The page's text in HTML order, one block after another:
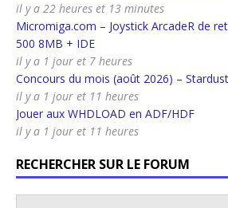
il y a 22 heures et 13 minutes
Micromiga.com – Joystick ArcadeR de
500 8MB + IDE
il y a 1 jour et 7 heures
Concours du mois (août 2026) –
il y a 1 jour et 11 heures
Jouer aux WHDLOAD en ADF/HDF
il y a 1 jour et 11 heures
RECHERCHER SUR LE FORUM